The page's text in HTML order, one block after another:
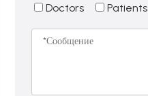
Doctors
Patients